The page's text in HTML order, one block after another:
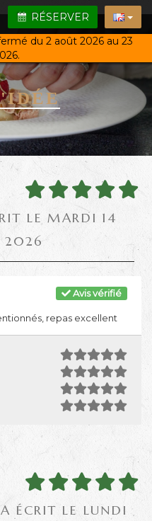
RÉSERVER
du 2 août 2026 au 23
LE MARDI 14
2026
Avis vérifié
repas excellent
A ÉCRIT LE LUNDI